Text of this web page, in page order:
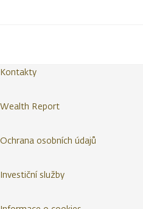
Kontakty
Wealth Report
Ochrana osobních údajů
Investiční služby